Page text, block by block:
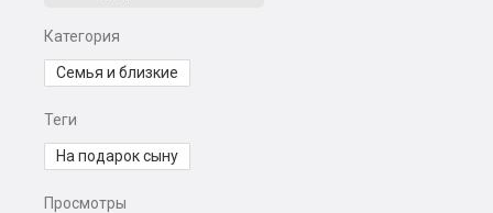
Категория
Семья и близкие
Теги
На подарок сыну
Просмотры